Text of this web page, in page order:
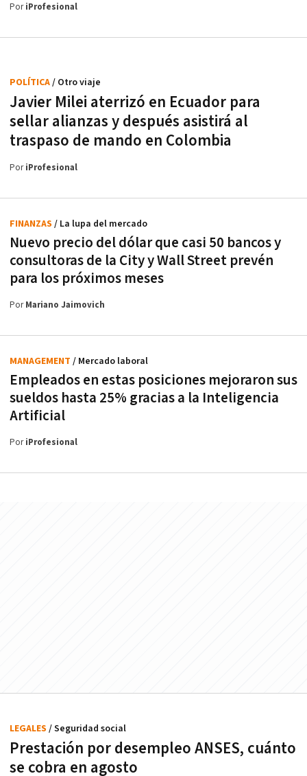
PoriProfesional
Javier Milei aterrizó en Ecuador para
sellar alianzas y después asistirá al
traspaso de mando en Colombia
POLÍTICA/ Otro viaje
PoriProfesional
Nuevo precio del dólar que casi 50 bancos y
consultoras de la City y Wall Street prevén
para los próximos meses
FINANZAS / La lupa del mercado
PorMariano Jaimovich
Empleados en estas posiciones mejoraron sus
sueldos hasta 25% gracias a la Inteligencia
Artificial
MANAGEMENT / Mercado laboral
PoriProfesional
Prestación por desempleo ANSES, cuánto
se cobra en agosto
LEGALES / Seguridad social